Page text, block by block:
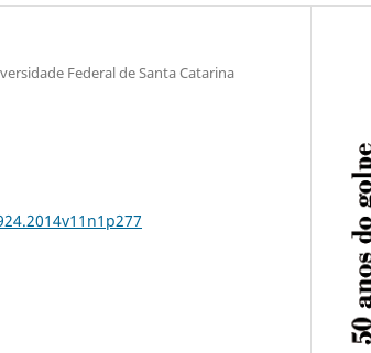
Federal de Santa Catarina